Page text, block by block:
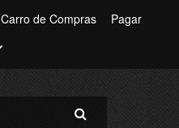
Carro de Compras
Pagar